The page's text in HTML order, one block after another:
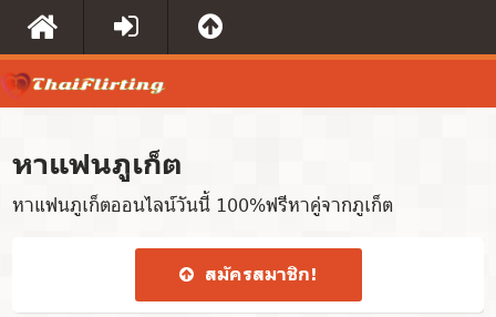
หาแฟนภูเก็ต
หาแฟนภูเก็ตออนไลน์วันนี้ 100%ฟรีหาคู่จากภูเก็ต
สมัคร​สมาชิก​!